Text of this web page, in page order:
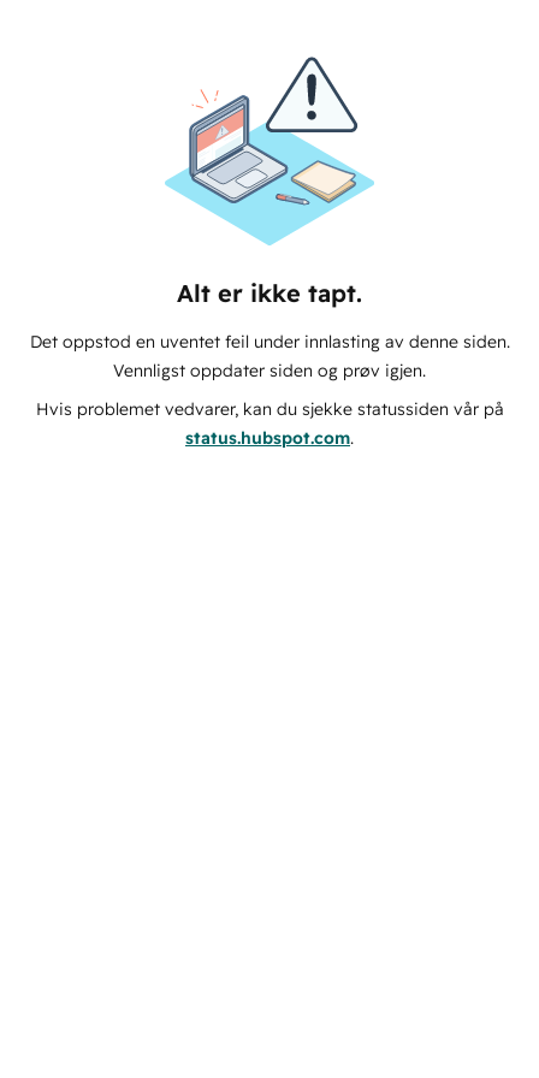
Alt er ikke tapt.
Det oppstod en uventet feil under innlasting av denne siden.
Vennligst oppdater siden og prøv igjen.
Hvis problemet vedvarer, kan du sjekke statussiden vår på
status.hubspot.com.